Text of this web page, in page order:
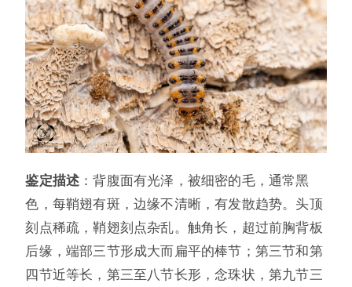
鉴定描述 ：背腹面有光泽，被细密的毛，通常黑
色，每鞘翅有斑，边缘不清晰，有发散趋势。头顶
刻点稀疏，鞘翅刻点杂乱。触角长，超过前胸背板
后缘，端部三节形成大而扁平的棒节；第三节和第
四节近等长，第三至八节长形，念珠状，第九节三